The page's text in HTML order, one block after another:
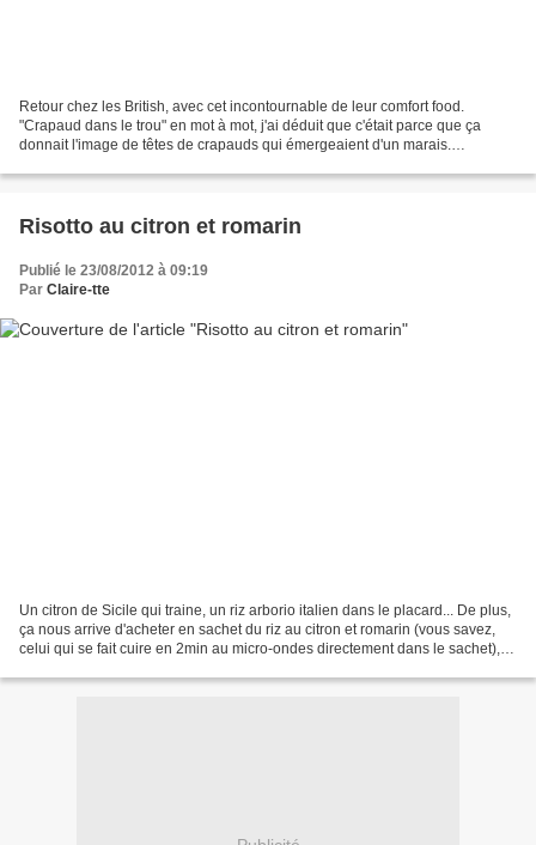
Retour chez les British, avec cet incontournable de leur comfort food.
"Crapaud dans le trou" en mot à mot, j'ai déduit que c'était parce que ça
donnait l'image de têtes de crapauds qui émergeaient d'un marais.
Risotto au citron et romarin
Publié le 23/08/2012 à 09:19
Par Claire-tte
Un citron de Sicile qui traine, un riz arborio italien dans le placard... De plus,
ça nous arrive d'acheter en sachet du riz au citron et romarin (vous savez,
celui qui se fait cuire en 2min au micro-ondes directement dans le sachet),